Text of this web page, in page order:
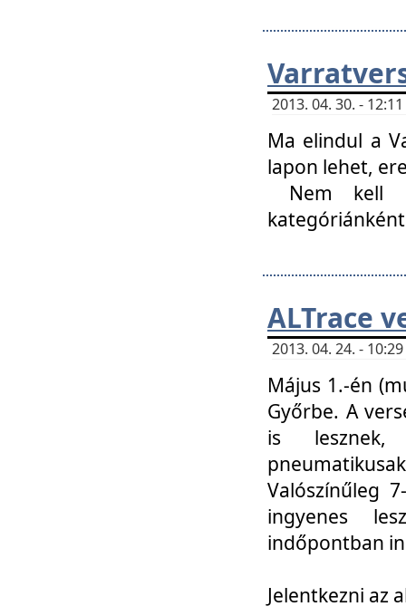
2013. 04. 30. -
Ma elindul a
lapon lehet,
Nem kell
ALTrace
2013. 04. 24. -
Május 1.-én
Győrbe. A
is lesznek,
Valószínűleg
ingyenes
indőpontban
Jelentkezni az